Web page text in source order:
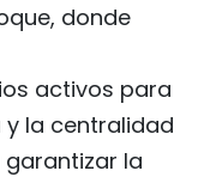
donde
activos para
la centralidad
la